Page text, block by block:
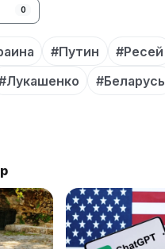
0
#Путин
#Ресей
#Беларусь